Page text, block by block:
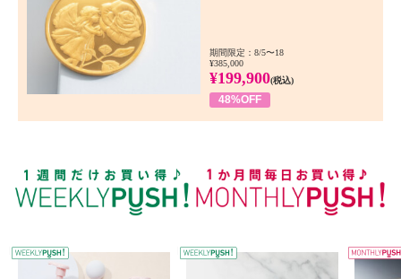
期間限定：8/5〜18
¥385,000
¥199,900(税込)
48%OFF
WEEKLY PUSH